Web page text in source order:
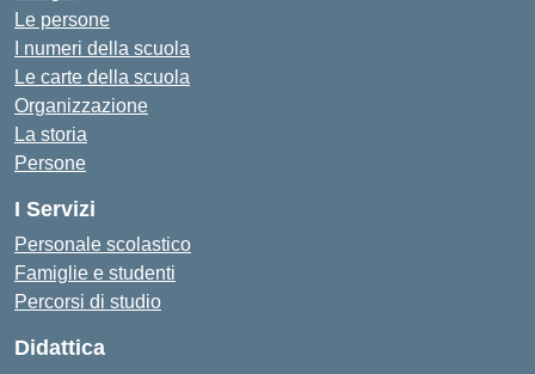
Le persone
I numeri della scuola
Le carte della scuola
Organizzazione
La storia
Persone
I Servizi
Personale scolastico
Famiglie e studenti
Percorsi di studio
Didattica